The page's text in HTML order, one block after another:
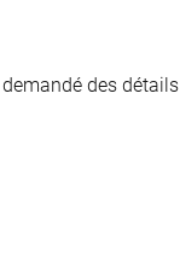
des détails